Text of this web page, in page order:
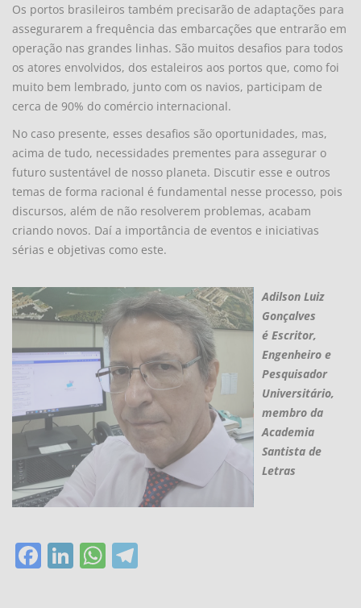
Os portos brasileiros também precisarão de adaptações para
assegurarem a frequência das embarcações que entrarão em
operação nas grandes linhas. São muitos desafios para todos
os atores envolvidos, dos estaleiros aos portos que, como foi
muito bem lembrado, junto com os navios, participam de
cerca de 90% do comércio internacional.
No caso presente, esses desafios são oportunidades, mas,
acima de tudo, necessidades prementes para assegurar o
futuro sustentável de nosso planeta. Discutir esse e outros
temas de forma racional é fundamental nesse processo, pois
discursos, além de não resolverem problemas, acabam
criando novos. Daí a importância de eventos e iniciativas
sérias e objetivas como este.
Adilson Luiz
Gonçalves
é Escritor,
Engenheiro e
Pesquisador
Universitário,
membro da
Academia
Santista de
Letras
Facebook
LinkedIn
WhatsApp